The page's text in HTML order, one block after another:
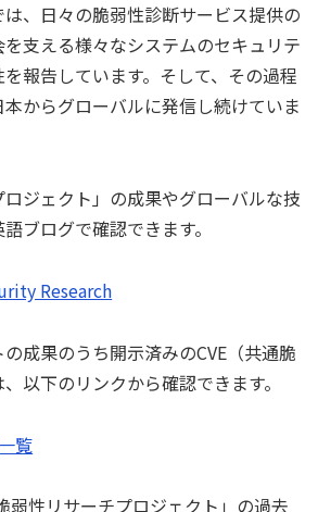
、日々の脆弱性診断サービス提供の
支える様々なシステムのセキュリテ
報告しています。そして、その過程
からグローバルに発信し続けていま
ロジェクト」の成果やグローバルな技
ブログで確認できます。
Research
成果のうち開示済みのCVE（共通脆
以下のリンクから確認できます。
覧
弱性リサーチプロジェクト」の過去